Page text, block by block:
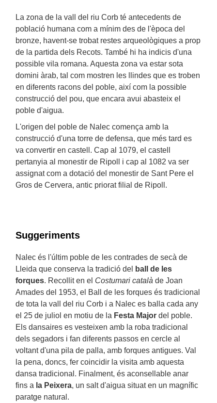
La zona de la vall del riu Corb té antecedents de
població humana com a mínim des de l'època del
bronze, havent-se trobat restes arqueològiques a prop
de la partida dels Recots. També hi ha indicis d'una
possible vila romana. Aquesta zona va estar sota
domini àrab, tal com mostren les llindes que es troben
en diferents racons del poble, així com la possible
construcció del pou, que encara avui abasteix el
poble d'aigua.
L'origen del poble de Nalec comença amb la
construcció d'una torre de defensa, que més tard es
va convertir en castell. Cap al 1079, el castell
pertanyia al monestir de Ripoll i cap al 1082 va ser
assignat com a dotació del monestir de Sant Pere el
Gros de Cervera, antic priorat filial de Ripoll.
Suggeriments
Nalec és l'últim poble de les contrades de secà de
Lleida que conserva la tradició del
ball de les
forques. Recollit en el Costumari català de Joan
Amades del 1953, el Ball de les forques és tradicional
de tota la vall del riu Corb i a Nalec es balla cada any
el 25 de juliol en motiu de la Festa Major del poble.
Els dansaires es vesteixen amb la roba tradicional
dels segadors i fan diferents passos en cercle al
voltant d'una pila de palla, amb forques antigues. Val
la pena, doncs, fer coincidir la visita amb aquesta
dansa tradicional. Finalment, és aconsellable anar
fins a la Peixera, un salt d'aigua situat en un magnífic
paratge natural.